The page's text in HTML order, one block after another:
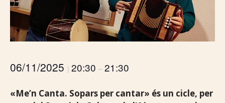
06/11/2025 | 20:30 –21:30
«Me’n Canta. Sopars per cantar» és un cicle, per